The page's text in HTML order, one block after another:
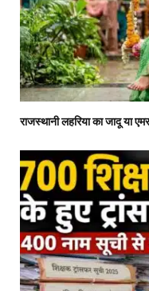
राजस्थानी लहरिया का जादू या